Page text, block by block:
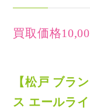
買取価格
【松戸 ブラ
ス エールラ